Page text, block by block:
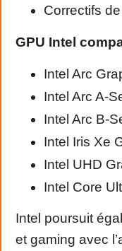
Correctifs
GPU Intel
Intel Arc
Intel Arc A-
Intel Arc B-
Intel Iris Xe
Intel UHD
Intel Core
Intel poursuit
et gaming avec